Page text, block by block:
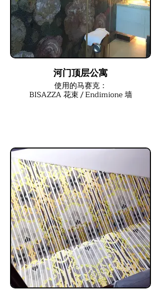
河门顶层公寓
使用的马赛克：
BISAZZA 花束 / Endimione 墙